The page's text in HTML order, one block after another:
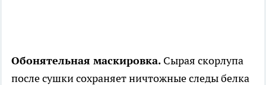
Обонятельная маскировка. Сырая скорлупа
после сушки сохраняет ничтожные следы белка